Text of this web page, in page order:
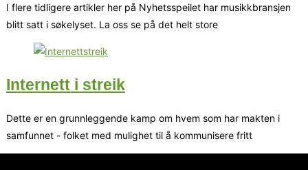
I flere tidligere artikler her på Nyhetsspeilet har musikkbransjen
blitt satt i søkelyset. La oss se på det helt store
Internett i streik
Dette er en grunnleggende kamp om hvem som har makten i
samfunnet - folket med mulighet til å kommunisere fritt